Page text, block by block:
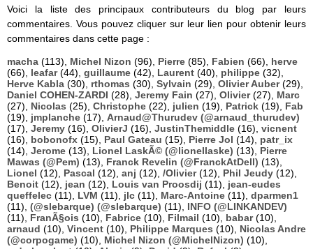
Voici la liste des principaux contributeurs du blog par leurs
commentaires. Vous pouvez cliquer sur leur lien pour obtenir leurs
commentaires dans cette page :
macha (113), Michel Nizon (96), Pierre (85), Fabien (66), herve
(66), leafar(44), guillaume (42), Laurent (40), philippe (32),
Herve Kabla (30), rthomas (30), Sylvain (29), Olivier Auber(29),
Daniel COHEN-ZARDI (28), Jeremy Fain (27), Olivier(27), Marc
(27), Nicolas (25), Christophe (22), julien (19), Patrick (19), Fab
(19), jmplanche (17), Arnaud@Thurudev (@arnaud_thurudev)
(17), Jeremy (16), OlivierJ (16), JustinThemiddle (16), vicnent
(16), bobonofx (15), Paul Gateau (15), Pierre Jol (14), patr_ix
(14), Jerome (13), Lionel LaskÃ© (@lionellaske) (13), Pierre
Mawas (@Pem) (13), Franck Revelin (@FranckAtDell) (13),
Lionel (12), Pascal (12), anj (12), /Olivier(12), Phil Jeudy (12),
Benoit (12), jean (12), Louis van Proosdij (11), jean-eudes
queffelec (11), LVM (11), jlc (11), Marc-Antoine (11), dparmen1
(11), (@slebarque) (@slebarque) (11), INFO (@LINKANDEV)
(11), FranÃ§ois (10), Fabrice (10), Filmail (10), babar(10),
arnaud (10), Vincent (10), Philippe Marques (10), Nicolas Andre
(@corpogame) (10), Michel Nizon (@MichelNizon) (10),